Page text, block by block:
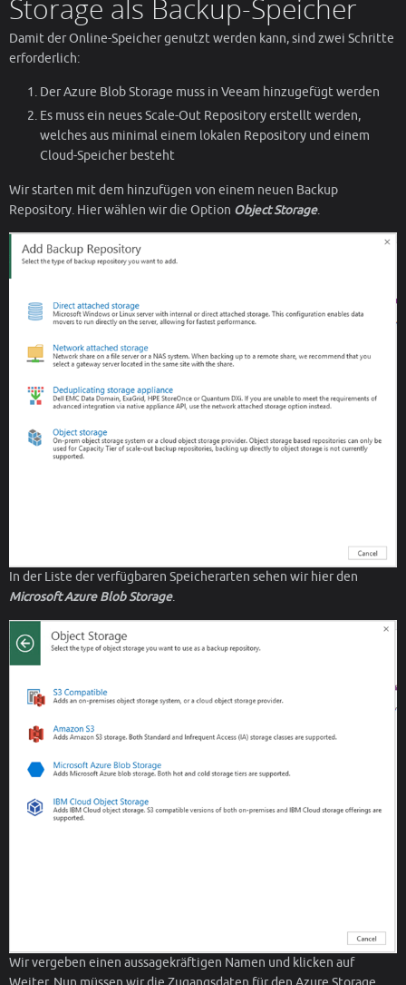
Storage als Backup-Speicher
Damit der Online-Speicher genutzt werden kann, sind zwei Schritte
erforderlich:
Der Azure Blob Storage muss in Veeam hinzugefügt werden
Es muss ein neues Scale-Out Repository erstellt werden,
welches aus minimal einem lokalen Repository und einem
Cloud-Speicher besteht
Wir starten mit dem hinzufügen von einem neuen Backup
Repository. Hier wählen wir die Option Object Storage.
In der Liste der verfügbaren Speicherarten sehen wir hier den
Microsoft Azure Blob Storage.
Wir vergeben einen aussagekräftigen Namen und klicken auf